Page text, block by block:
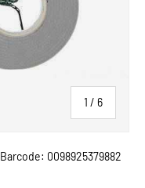
1 / von
6
Barcode: 0098925379882